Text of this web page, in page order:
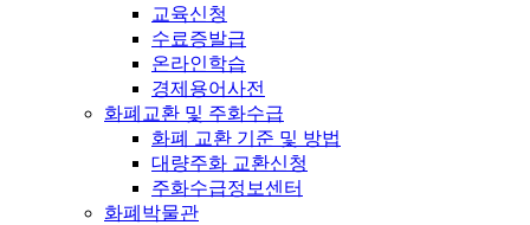
교육신청
수료증발급
온라인학습
경제용어사전
화폐교환 및 주화수급
화폐 교환 기준 및 방법
대량주화 교환신청
주화수급정보센터
화폐박물관